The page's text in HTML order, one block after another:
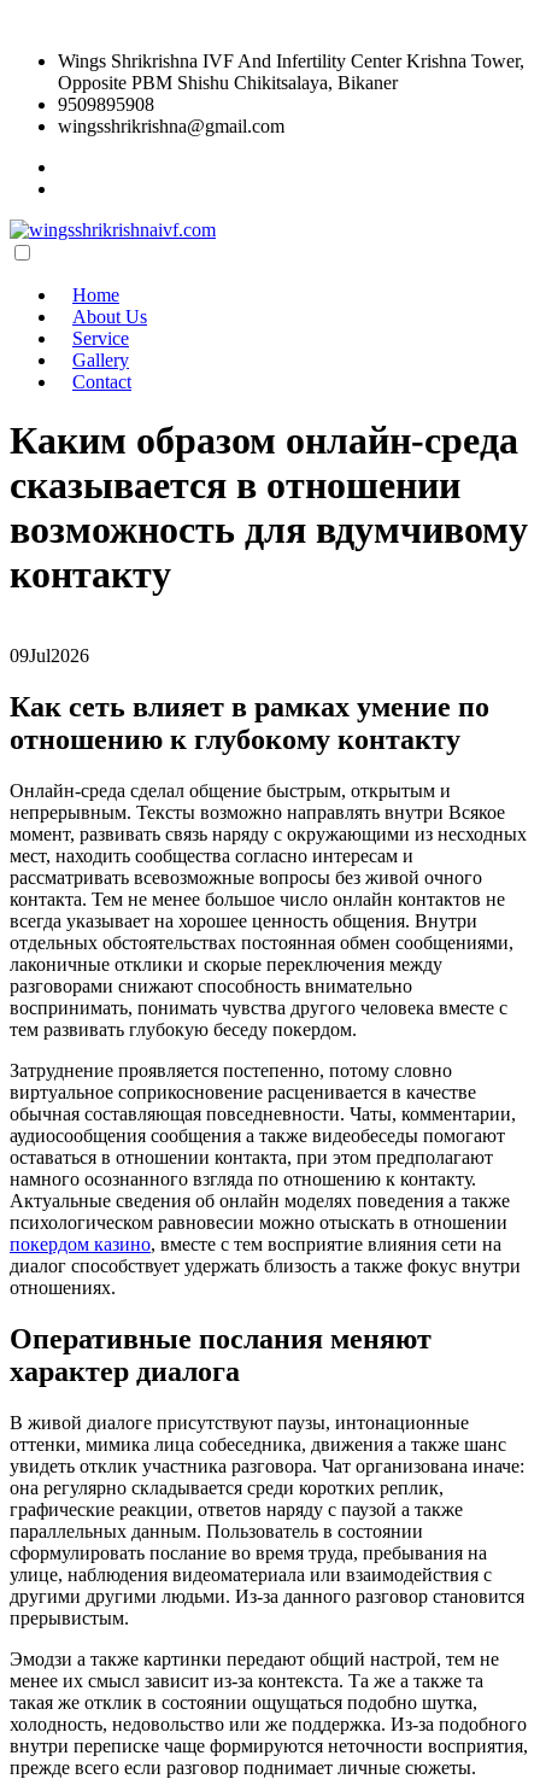
Wings Shrikrishna IVF And Infertility Center Krishna Tower,
Opposite PBM Shishu Chikitsalaya, Bikaner
9509895908
wingsshrikrishna@gmail.com
Home
About Us
Service
Gallery
Contact
Каким образом онлайн-среда
сказывается в отношении
возможность для вдумчивому
контакту
09Jul2026
Как сеть влияет в рамках умение по
отношению к глубокому контакту
Онлайн-среда сделал общение быстрым, открытым и
непрерывным. Тексты возможно направлять внутри Всякое
момент, развивать связь наряду с окружающими из несходных
мест, находить сообщества согласно интересам и
рассматривать всевозможные вопросы без живой очного
контакта. Тем не менее большое число онлайн контактов не
всегда указывает на хорошее ценность общения. Внутри
отдельных обстоятельствах постоянная обмен сообщениями,
лаконичные отклики и скорые переключения между
разговорами снижают способность внимательно
воспринимать, понимать чувства другого человека вместе с
тем развивать глубокую беседу покердом.
Затруднение проявляется постепенно, потому словно
виртуальное соприкосновение расценивается в качестве
обычная составляющая повседневности. Чаты, комментарии,
аудиосообщения сообщения а также видеобеседы помогают
оставаться в отношении контакта, при этом предполагают
намного осознанного взгляда по отношению к контакту.
Актуальные сведения об онлайн моделях поведения а также
психологическом равновесии можно отыскать в отношении
покердом казино, вместе с тем восприятие влияния сети на
диалог способствует удержать близость а также фокус внутри
отношениях.
Оперативные послания меняют
характер диалога
В живой диалоге присутствуют паузы, интонационные
оттенки, мимика лица собеседника, движения а также шанс
увидеть отклик участника разговора. Чат организована иначе:
она регулярно складывается среди коротких реплик,
графические реакции, ответов наряду с паузой а также
параллельных данным. Пользователь в состоянии
сформулировать послание во время труда, пребывания на
улице, наблюдения видеоматериала или взаимодействия с
другими другими людьми. Из-за данного разговор становится
прерывистым.
Эмодзи а также картинки передают общий настрой, тем не
менее их смысл зависит из-за контекста. Та же а также та
такая же отклик в состоянии ощущаться подобно шутка,
холодность, недовольство или же поддержка. Из-за подобного
внутри переписке чаще формируются неточности восприятия,
прежде всего если разговор поднимает личные сюжеты.